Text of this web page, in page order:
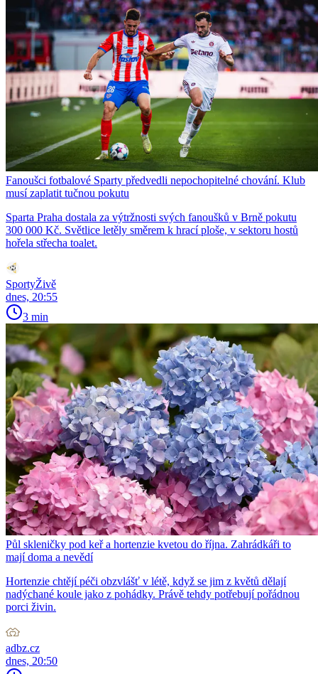
Fanoušci fotbalové Sparty předvedli nepochopitelné chování. Klub
musí zaplatit tučnou pokutu
Sparta Praha dostala za výtržnosti svých fanoušků v Brně pokutu
300 000 Kč. Světlice letěly směrem k hrací ploše, v sektoru hostů
hořela střecha toalet.
SportyŽivě
dnes, 20:55
3 min
Půl skleničky pod keř a hortenzie kvetou do října. Zahrádkáři to
mají doma a nevědí
Hortenzie chtějí péči obzvlášť v létě, když se jim z květů dělají
nadýchané koule jako z pohádky. Právě tehdy potřebují pořádnou
porci živin.
adbz.cz
dnes, 20:50